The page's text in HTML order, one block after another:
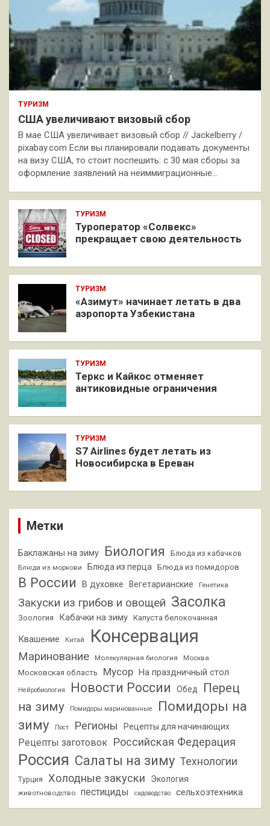
ТУРИЗМ
США увеличивают визовый сбор
В мае США увеличивает визовый сбор // Jackelberry /
pixabay.com Если вы планировали подавать документы
на визу США, то стоит поспешить: с 30 мая сборы за
оформление заявлений на неиммиграционные…
ТУРИЗМ
Туроператор «Солвекс»
прекращает свою деятельность
ТУРИЗМ
«Азимут» начинает летать в два
аэропорта Узбекистана
ТУРИЗМ
Теркс и Кайкос отменяет
антиковидные ограничения
ТУРИЗМ
S7 Airlines будет летать из
Новосибирска в Ереван
Метки
Баклажаны на зиму Биология Блюда из кабачков
Блюда из моркови Блюда из перца Блюда из помидоров
В России В духовке Вегетарианские Генетика
Закуски из грибов и овощей Засолка
Зоология Кабачки на зиму Капуста белокочанная
Квашение Китай Консервация
Маринование Молекулярная биология Москва
Московская область Мусор На праздничный стол
Нейробиология Новости России Обед
Перец
на зиму
Помидоры маринованные
Помидоры на
зиму
Пост Регионы Рецепты для начинающих
Рецепты заготовок Российская Федерация
Россия Салаты на зиму Технологии
Турция Холодные закуски Экология
животноводство пестициды садоводство сельхозтехника